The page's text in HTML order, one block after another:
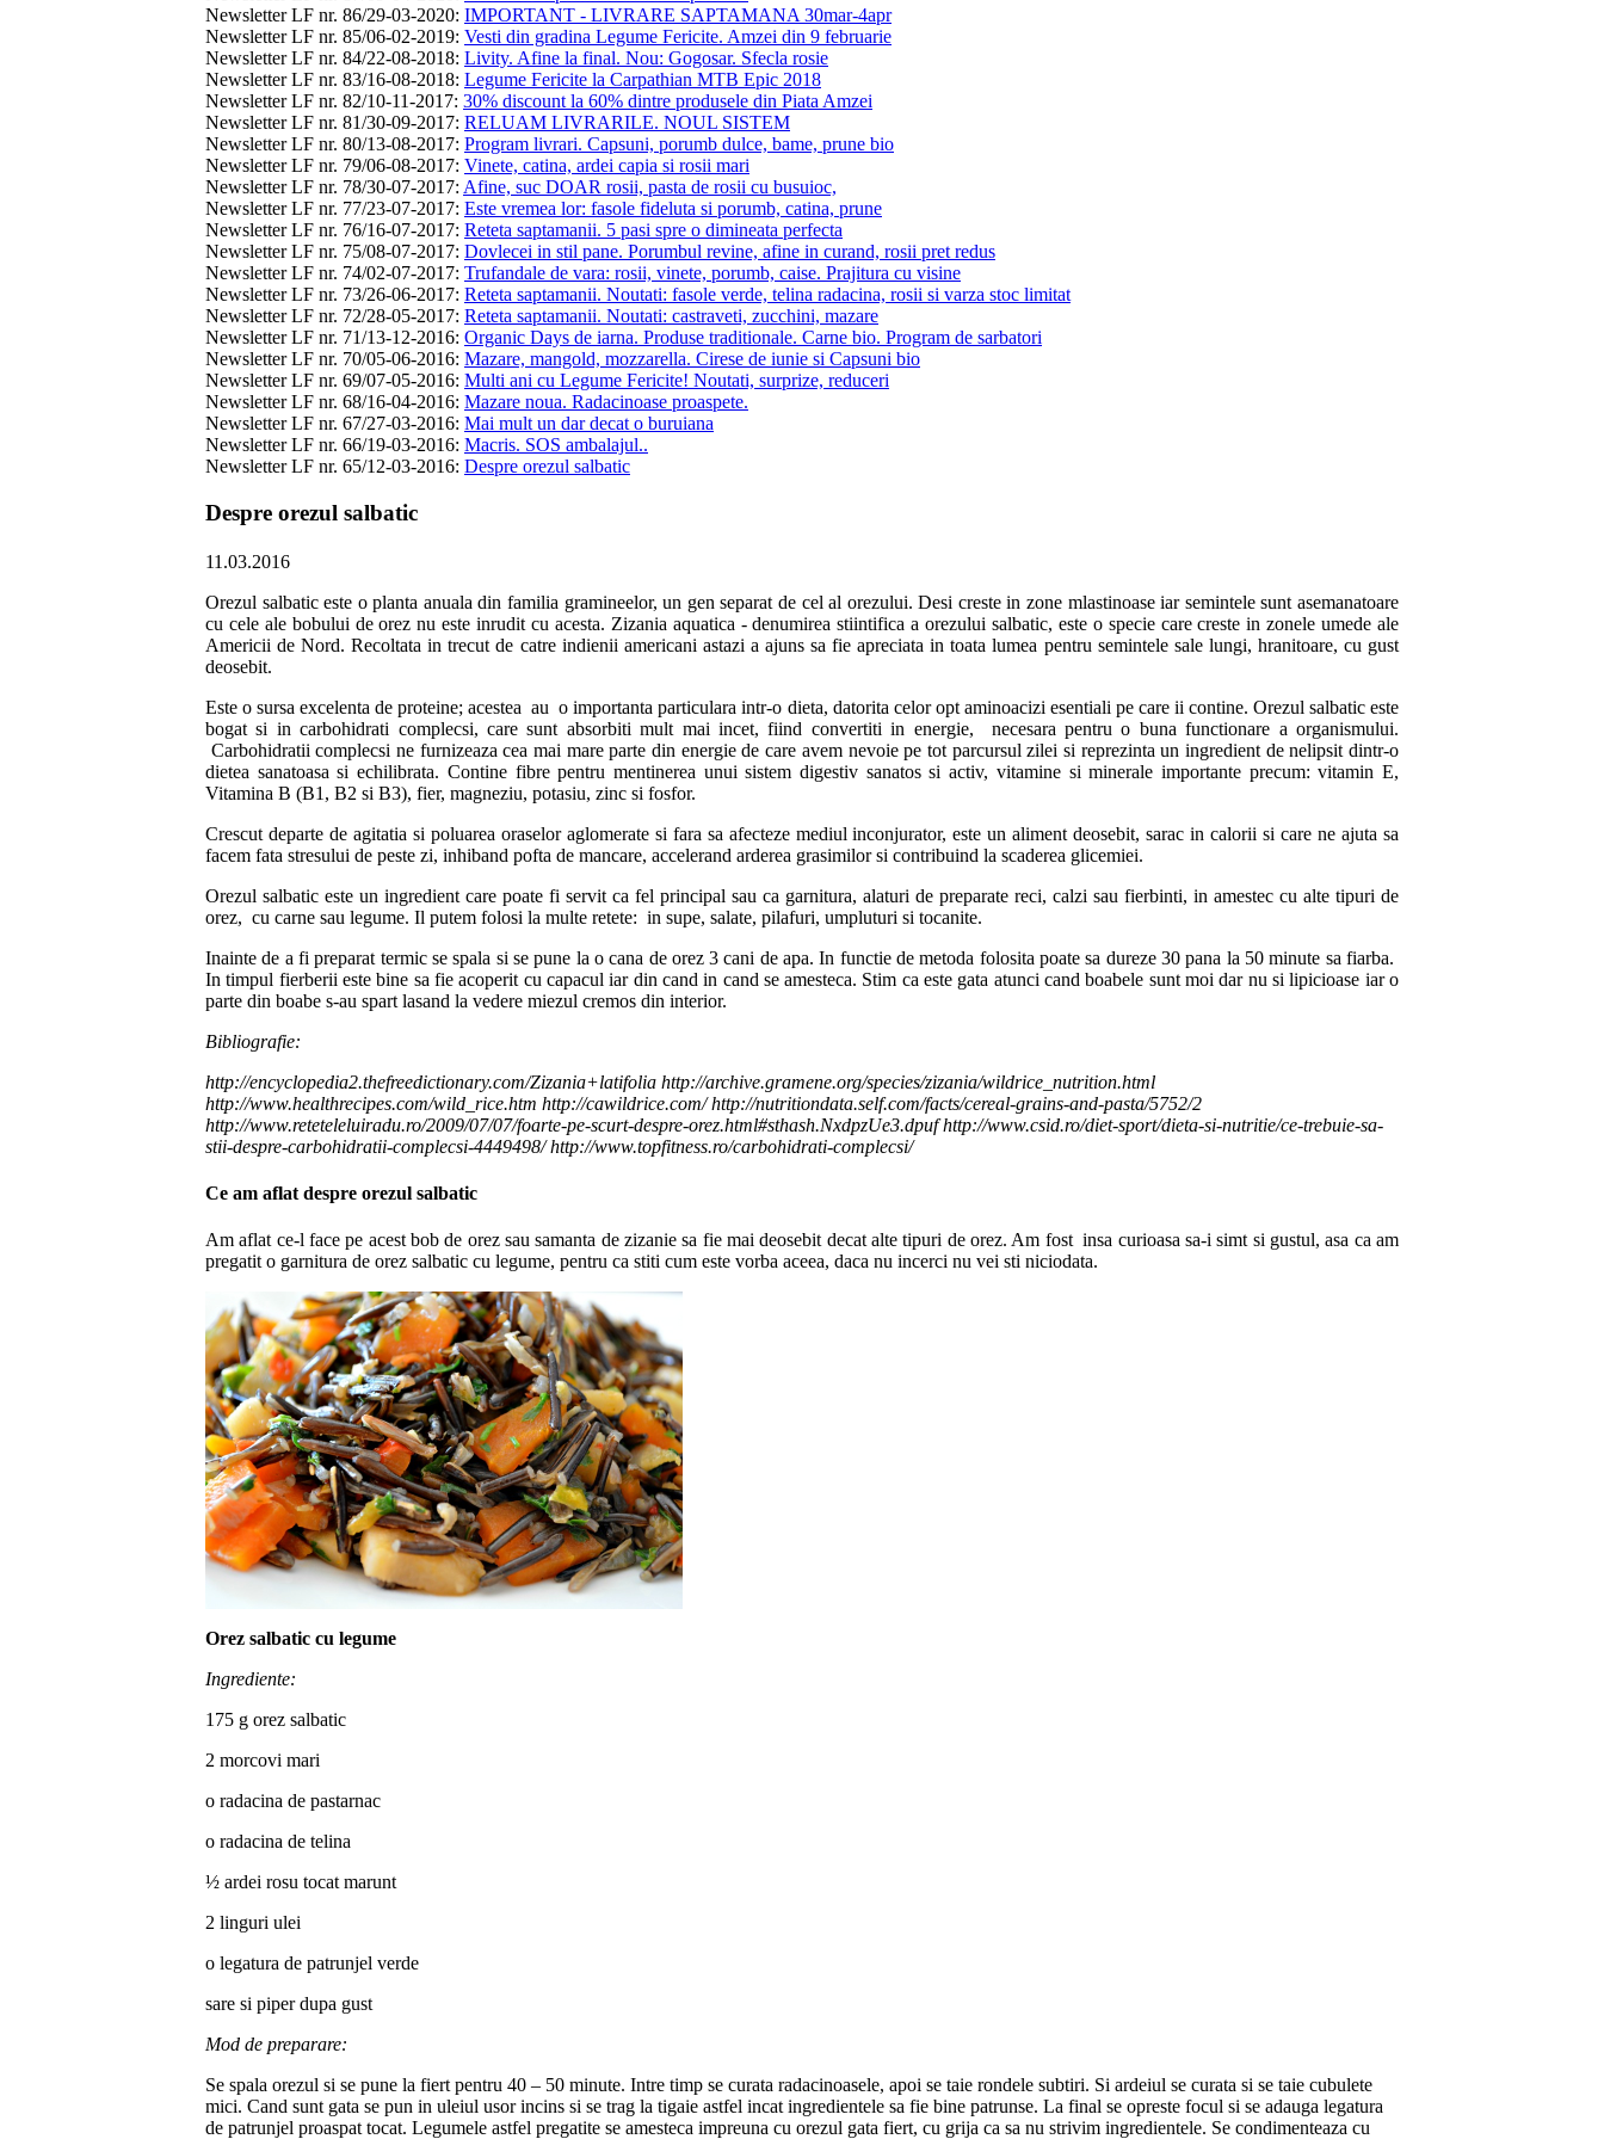
Newsletter LF nr. 86/29-03-2020: IMPORTANT - LIVRARE SAPTAMANA 30mar-4apr
Newsletter LF nr. 85/06-02-2019: Vesti din gradina Legume Fericite. Amzei din 9 februarie
Newsletter LF nr. 84/22-08-2018: Livity. Afine la final. Nou: Gogosar. Sfecla rosie
Newsletter LF nr. 83/16-08-2018: Legume Fericite la Carpathian MTB Epic 2018
Newsletter LF nr. 82/10-11-2017: 30% discount la 60% dintre produsele din Piata Amzei
Newsletter LF nr. 81/30-09-2017: RELUAM LIVRARILE. NOUL SISTEM
Newsletter LF nr. 80/13-08-2017: Program livrari. Capsuni, porumb dulce, bame, prune bio
Newsletter LF nr. 79/06-08-2017: Vinete, catina, ardei capia si rosii mari
Newsletter LF nr. 78/30-07-2017: Afine, suc DOAR rosii, pasta de rosii cu busuioc,
Newsletter LF nr. 77/23-07-2017: Este vremea lor: fasole fideluta si porumb, catina, prune
Newsletter LF nr. 76/16-07-2017: Reteta saptamanii. 5 pasi spre o dimineata perfecta
Newsletter LF nr. 75/08-07-2017: Dovlecei in stil pane. Porumbul revine, afine in curand, rosii pret redus
Newsletter LF nr. 74/02-07-2017: Trufandale de vara: rosii, vinete, porumb, caise. Prajitura cu visine
Newsletter LF nr. 73/26-06-2017: Reteta saptamanii. Noutati: fasole verde, telina radacina, rosii si varza stoc limitat
Newsletter LF nr. 72/28-05-2017: Reteta saptamanii. Noutati: castraveti, zucchini, mazare
Newsletter LF nr. 71/13-12-2016: Organic Days de iarna. Produse traditionale. Carne bio. Program de sarbatori
Newsletter LF nr. 70/05-06-2016: Mazare, mangold, mozzarella. Cirese de iunie si Capsuni bio
Newsletter LF nr. 69/07-05-2016: Multi ani cu Legume Fericite! Noutati, surprize, reduceri
Newsletter LF nr. 68/16-04-2016: Mazare noua. Radacinoase proaspete.
Newsletter LF nr. 67/27-03-2016: Mai mult un dar decat o buruiana
Newsletter LF nr. 66/19-03-2016: Macris. SOS ambalajul..
Newsletter LF nr. 65/12-03-2016: Despre orezul salbatic
Despre orezul salbatic
11.03.2016
Orezul salbatic este o planta anuala din familia gramineelor, un gen separat de cel al orezului. Desi creste in zone mlastinoase iar semintele sunt asemanatoare
cu cele ale bobului de orez nu este inrudit cu acesta. Zizania aquatica - denumirea stiintifica a orezului salbatic, este o specie care creste in zonele umede ale
Americii de Nord. Recoltata in trecut de catre indienii americani astazi a ajuns sa fie apreciata in toata lumea pentru semintele sale lungi, hranitoare, cu gust
deosebit.
Este o sursa excelenta de proteine; acestea au o importanta particulara intr-o dieta, datorita celor opt aminoacizi esentiali pe care ii contine. Orezul salbatic este
bogat si in carbohidrati complecsi, care sunt absorbiti mult mai incet, fiind convertiti in energie, necesara pentru o buna functionare a organismului.
Carbohidratii complecsi ne furnizeaza cea mai mare parte din energie de care avem nevoie pe tot parcursul zilei si reprezinta un ingredient de nelipsit dintr-o
dietea sanatoasa si echilibrata. Contine fibre pentru mentinerea unui sistem digestiv sanatos si activ, vitamine si minerale importante precum: vitamin E,
Vitamina B (B1, B2 si B3), fier, magneziu, potasiu, zinc si fosfor.
Crescut departe de agitatia si poluarea oraselor aglomerate si fara sa afecteze mediul inconjurator, este un aliment deosebit, sarac in calorii si care ne ajuta sa
facem fata stresului de peste zi, inhiband pofta de mancare, accelerand arderea grasimilor si contribuind la scaderea glicemiei.
Orezul salbatic este un ingredient care poate fi servit ca fel principal sau ca garnitura, alaturi de preparate reci, calzi sau fierbinti, in amestec cu alte tipuri de
orez, cu carne sau legume. Il putem folosi la multe retete: in supe, salate, pilafuri, umpluturi si tocanite.
Inainte de a fi preparat termic se spala si se pune la o cana de orez 3 cani de apa. In functie de metoda folosita poate sa dureze 30 pana la 50 minute sa fiarba.
In timpul fierberii este bine sa fie acoperit cu capacul iar din cand in cand se amesteca. Stim ca este gata atunci cand boabele sunt moi dar nu si lipicioase iar o
parte din boabe s-au spart lasand la vedere miezul cremos din interior.
Bibliografie:
http://encyclopedia2.thefreedictionary.com/Zizania+latifolia http://archive.gramene.org/species/zizania/wildrice_nutrition.html
http://www.healthrecipes.com/wild_rice.htm http://cawildrice.com/ http://nutritiondata.self.com/facts/cereal-grains-and-pasta/5752/2
http://www.reteteleluiradu.ro/2009/07/07/foarte-pe-scurt-despre-orez.html#sthash.NxdpzUe3.dpuf http://www.csid.ro/diet-sport/dieta-si-nutritie/ce-trebuie-sa-
stii-despre-carbohidratii-complecsi-4449498/ http://www.topfitness.ro/carbohidrati-complecsi/
Ce am aflat despre orezul salbatic
Am aflat ce-l face pe acest bob de orez sau samanta de zizanie sa fie mai deosebit decat alte tipuri de orez. Am fost insa curioasa sa-i simt si gustul, asa ca am
pregatit o garnitura de orez salbatic cu legume, pentru ca stiti cum este vorba aceea, daca nu incerci nu vei sti niciodata.
Orez salbatic cu legume
Ingrediente:
175 g orez salbatic
2 morcovi mari
o radacina de pastarnac
o radacina de telina
½ ardei rosu tocat marunt
2 linguri ulei
o legatura de patrunjel verde
sare si piper dupa gust
Mod de preparare:
Se spala orezul si se pune la fiert pentru 40 – 50 minute. Intre timp se curata radacinoasele, apoi se taie rondele subtiri. Si ardeiul se curata si se taie cubulete
mici. Cand sunt gata se pun in uleiul usor incins si se trag la tigaie astfel incat ingredientele sa fie bine patrunse. La final se opreste focul si se adauga legatura
de patrunjel proaspat tocat. Legumele astfel pregatite se amesteca impreuna cu orezul gata fiert, cu grija ca sa nu strivim ingredientele. Se condimenteaza cu